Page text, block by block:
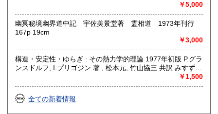
￥5,000
幽冥秘境幽界道中記 宇佐美景堂著 霊相道 1973年刊行
167p 19cm
￥3,000
構造・安定性・ゆらぎ : その熱力学的理論 1977年初版 P.グラ
ンスドルフ, I.プリゴジン 著 ; 松本元, 竹山協三 共訳 みすず書
房〈熱力学の方法を、平衡はもとより非線形性や不安定性を
も含むあらゆる現象へ拡張できないであろうか？ ……新し
い「構造」は常に不安定性の結果として出現する。すなわち
それはゆらぎから生じるものである。ふつうはゆらぎが生じ
￥1,500
全ての新着情報